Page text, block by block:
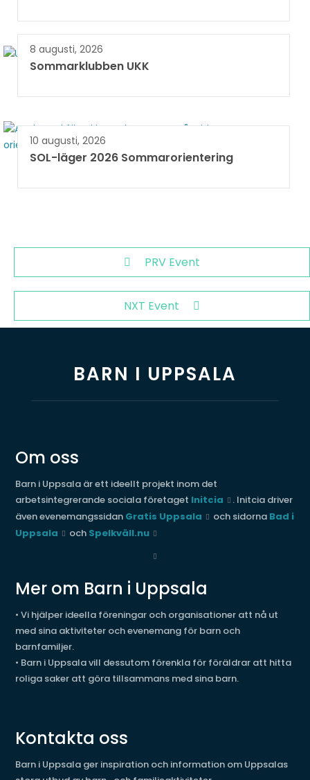
8 augusti, 2026
Sommarklubben UKK
10 augusti, 2026
SOL-läger 2026 Sommarorientering
PRV Event
NXT Event
BARN I UPPSALA
Om oss
Barn i Uppsala är ett ideellt projekt inom det
arbetsintegrerande sociala företaget Initcia
. Initcia driver
även evenemangssidan Gratis Uppsala och sidorna Bad i
Uppsala
och Spelkväll.nu
Mer om Barn i Uppsala
• Vi hjälper ideella föreningar och organisationer att nå ut
med sina aktiviteter och evenemang för barn och
barnfamiljer.
• Barn i Uppsala vill dessutom förenkla för föräldrar att hitta
roliga saker att göra tillsammans med sina barn.
Kontakta oss
Barn i Uppsala ger inspiration och information om Uppsalas